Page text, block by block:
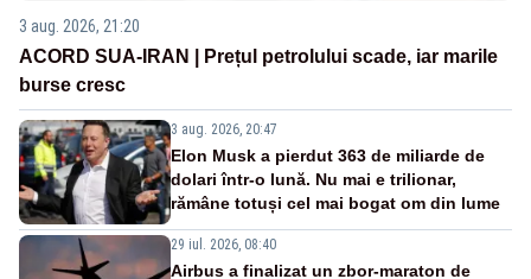
3 aug. 2026, 21:20
ACORD SUA-IRAN | Prețul petrolului scade, iar marile
burse cresc
3 aug. 2026, 20:47
Elon Musk a pierdut 363 de miliarde de
dolari într-o lună. Nu mai e trilionar,
rămâne totuși cel mai bogat om din lume
29 iul. 2026, 08:40
Airbus a finalizat un zbor-maraton de